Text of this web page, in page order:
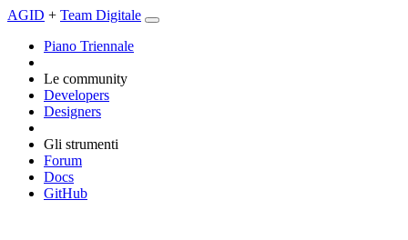
AGID + Team Digitale
Piano Triennale
Le community
Developers
Designers
Gli strumenti
Forum
Docs
GitHub